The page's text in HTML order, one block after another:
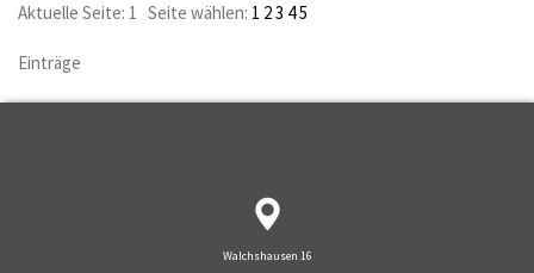
Aktuelle Seite: 1 Seite wählen: 1 23 45
Einträge
Walchshausen 16